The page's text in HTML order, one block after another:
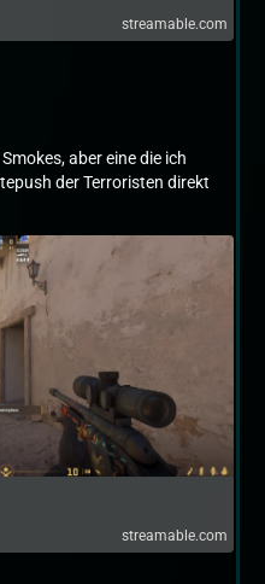
streamable.com
aber eine die ich
der Terroristen direkt
streamable.com